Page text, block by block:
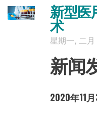
新型医
术
星期一, 二
新闻
2020年11